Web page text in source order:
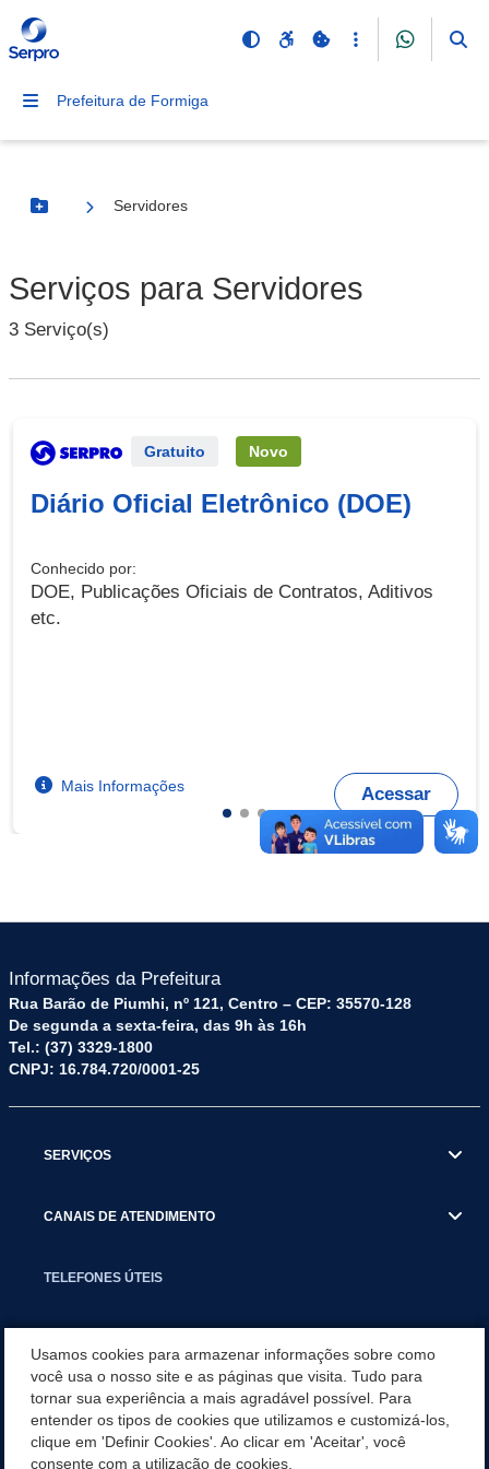
Prefeitura de Formiga
Botão Menu
Servidores
Serviços para Servidores
3 Serviço(s)
Serviço Externo Gratuito Novo
Diário Oficial Eletrônico (DOE)
Conhecido por:
DOE, Publicações Oficiais de Contratos, Aditivos
etc.
Mais Informações Acessar
Informações da Prefeitura
Rua Barão de Piumhi, nº 121, Centro – CEP: 35570-128
De segunda a sexta-feira, das 9h às 16h
Tel.: (37) 3329-1800
CNPJ: 16.784.720/0001-25
SERVIÇOS
CANAIS DE ATENDIMENTO
TELEFONES ÚTEIS
NOTÍCIAS
APLICATIVO
Usamos cookies para armazenar informações sobre como
você usa o nosso site e as páginas que visita. Tudo para
tornar sua experiência a mais agradável possível. Para
entender os tipos de cookies que utilizamos e customizá-los,
clique em 'Definir Cookies'. Ao clicar em 'Aceitar', você
consente com a utilização de cookies.